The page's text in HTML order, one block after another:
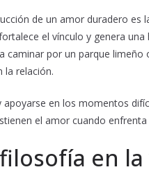
de un amor duradero es
el vínculo y genera
por un parque limeño
la relación.
en los momentos
el amor cuando enfrenta
en